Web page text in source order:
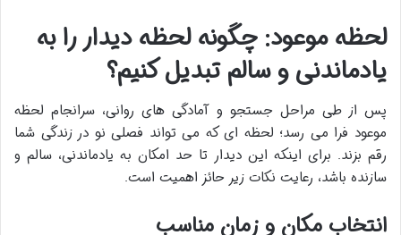
لحظه موعود: چگونه لحظه دیدار را به
یادماندنی و سالم تبدیل کنیم؟
پس از طی مراحل جستجو و آمادگی های روانی، سرانجام لحظه
موعود فرا می رسد؛ لحظه ای که می تواند فصلی نو در زندگی شما
رقم بزند. برای اینکه این دیدار تا حد امکان به یادماندنی، سالم و
سازنده باشد، رعایت نکات زیر حائز اهمیت است.
انتخاب مکان و زمان مناسب